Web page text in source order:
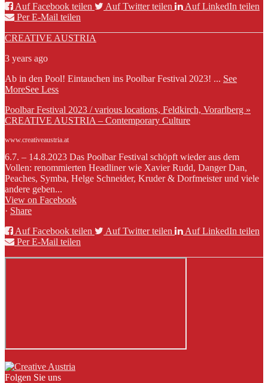
Auf Facebook teilen
Auf Twitter teilen
Auf LinkedIn teilen
Per E-Mail teilen
CREATIVE AUSTRIA
3 years ago
Ab in den Pool! Eintauchen ins Poolbar Festival 2023! ... See
MoreSee Less
Poolbar Festival 2023 / various locations, Feldkirch, Vorarlberg »
CREATIVE AUSTRIA – Contemporary Culture
www.creativeaustria.at
6.7. – 14.8.2023 Das Poolbar Festival schöpft wieder aus dem
Vollen: renommierten Headliner wie Xavier Rudd, Danger Dan,
Peaches, Symba, Helge Schneider, Kruder & Dorfmeister und viele
andere geben...
View on Facebook
· Share
Auf Facebook teilen
Auf Twitter teilen
Auf LinkedIn teilen
Per E-Mail teilen
Folgen Sie uns